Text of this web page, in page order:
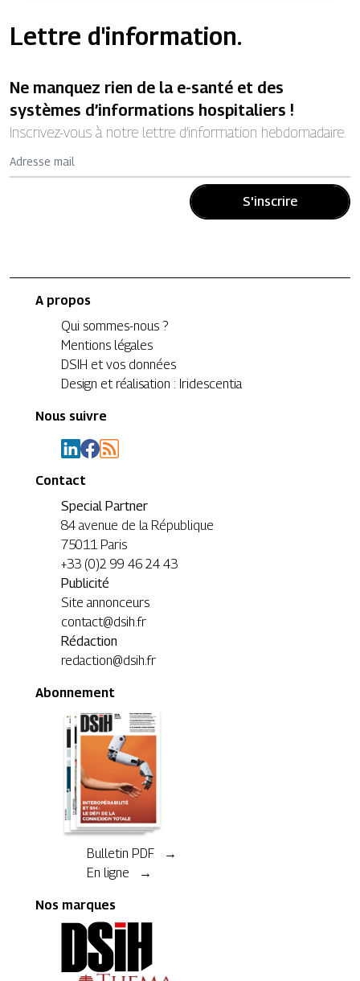
Lettre d'information.
Ne manquez rien de la e-santé et des
systèmes d’informations hospitaliers !
Inscrivez-vous à notre lettre d’information hebdomadaire.
Adresse mail
S'inscrire
A propos
Qui sommes-nous ?
Mentions légales
DSIH et vos données
Design et réalisation : Iridescentia
Nous suivre
Contact
Special Partner
84 avenue de la République
75011 Paris
+33 (0)2 99 46 24 43
Publicité
Site annonceurs
contact@dsih.fr
Rédaction
redaction@dsih.fr
Abonnement
Bulletin PDF →
En ligne →
Nos marques